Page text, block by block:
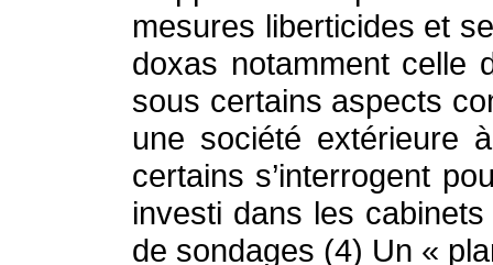
mesures liberticides et
doxas notamment celle
sous certains aspects
une société extérieure
certains s’interrogent
investi dans les
de sondages (4) Un «